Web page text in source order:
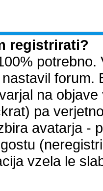
registrirati?
forum.
na
pa
avatarja -
vzela le